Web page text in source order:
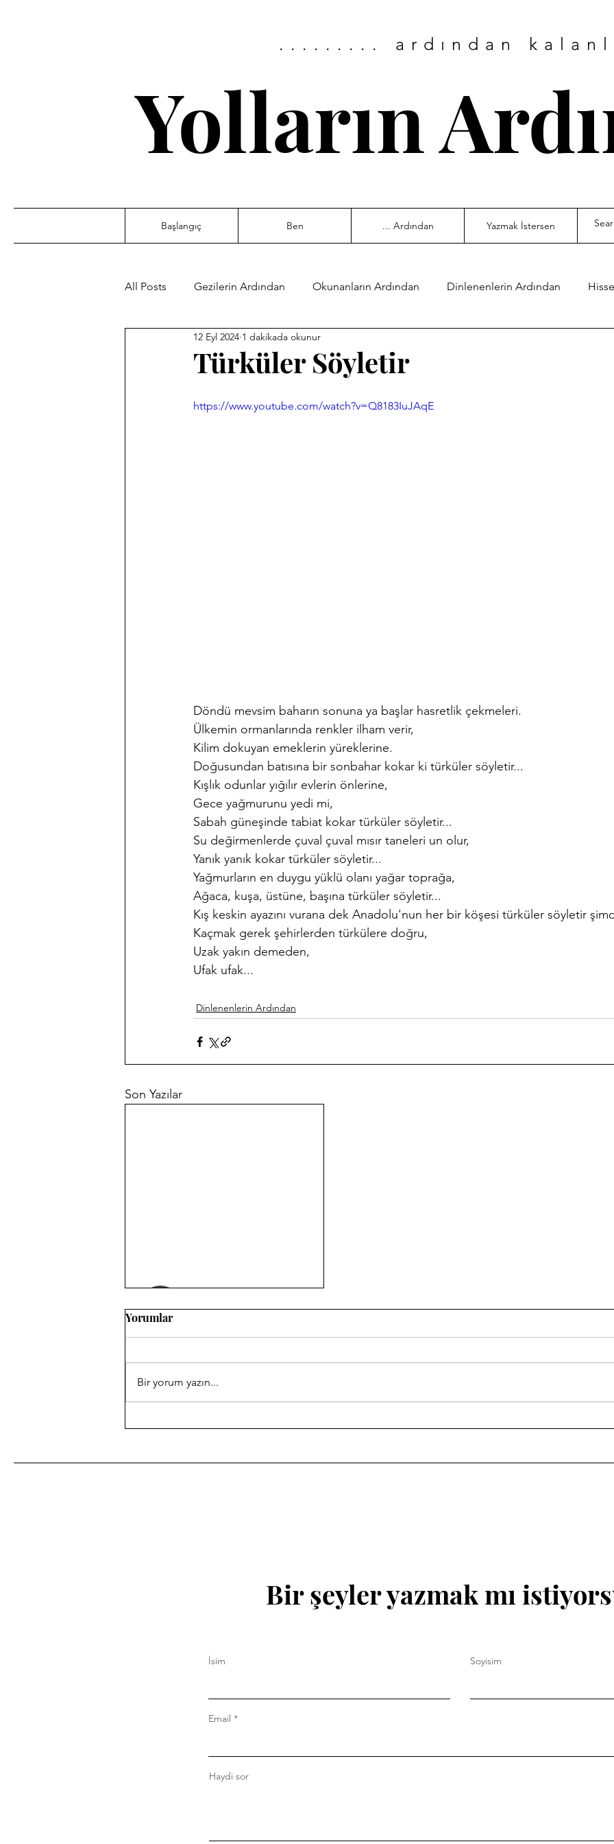
......... ardından
Yolların
Başlangıç Ben ... Ardından Yazmak İstersen
All Posts Gezilerin Ardından Okunanların Ardından Dinlenenlerin Ardından
Türküler Söyletir
12 Eyl 2024 1 dakikada okunur
https://www.youtube.com/watch?v=Q8183IuJAqE
Döndü mevsim baharın sonuna ya başlar hasretlik çekmeleri.
Ülkemin ormanlarında renkler ilham verir,
Kilim dokuyan emeklerin yüreklerine.
Doğusundan batısına bir sonbahar kokar ki türküler söyletir...
Kışlık odunlar yığılır evlerin önlerine,
Gece yağmurunu yedi mi,
Sabah güneşinde tabiat kokar türküler söyletir...
Su değirmenlerde çuval çuval mısır taneleri un olur,
Yanık yanık kokar türküler söyletir...
Yağmurların en duygu yüklü olanı yağar toprağa,
Ağaca, kuşa, üstüne, başına türküler söyletir...
Kış keskin ayazını vurana dek Anadolu'nun her bir köşesi türküler söyletir
Kaçmak gerek şehirlerden türkülere doğru,
Uzak yakın demeden,
Ufak ufak...
Dinlenenlerin Ardından
Son Yazılar
Yorumlar
Bir yorum yazın...
Bir şeyler yazmak mı
İsim Soyisim
Email
Haydi sor